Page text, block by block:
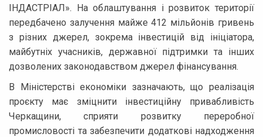
ІНДАСТРІАЛ». На облаштування і розвиток території
передбачено залучення майже 412 мільйонів гривень
з різних джерел, зокрема інвестицій від ініціатора,
майбутніх учасників, державної підтримки та інших
дозволених законодавством джерел фінансування.
В Міністерстві економіки зазначають, що реалізація
проєкту має зміцнити інвестиційну привабливість
Черкащини, сприяти розвитку переробної
промисловості та забезпечити додаткові надходження